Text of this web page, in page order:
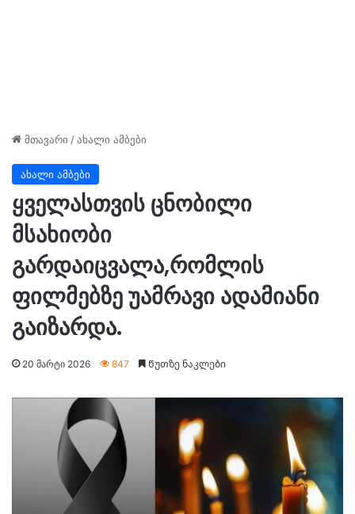
მთავარი /ახალი ამბები
ახალი ამბები
ყველასთვის ცნობილი
მსახიობი
გარდაიცვალა,რომლის
ფილმებზე უამრავი ადამიანი
გაიზარდა.
20 მარტი 2026 847 Წუთზე ნაკლები